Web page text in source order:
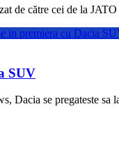
de către cei de la
SUV
Dacia se pregateste sa